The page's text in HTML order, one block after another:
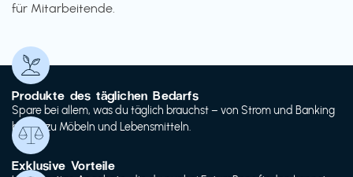
für Mitarbeitende.
Produkte des täglichen Bedarfs
Spare bei allem, was du täglich brauchst – von Strom und Banking
bis hin zu Möbeln und Lebensmitteln.
Exklusive Vorteile